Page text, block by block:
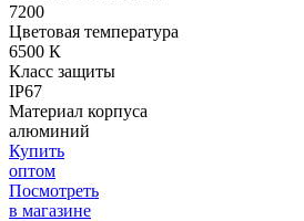
7200
Цветовая температура
6500 К
Класс защиты
IP67
Материал корпуса
алюминий
Купить
оптом
Посмотреть
в магазине